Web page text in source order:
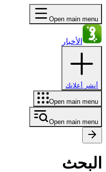
Open main menu
الأخبار
أنشر أعلانك
Open main menu
Open main menu
البحث